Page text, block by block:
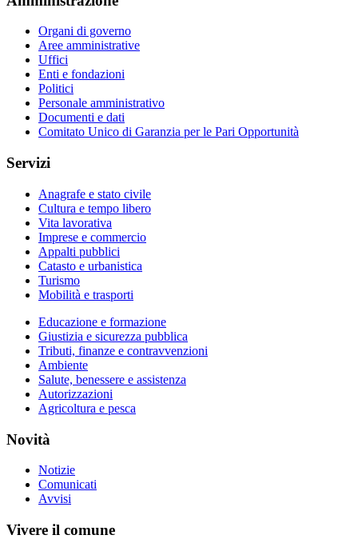
Organi di governo
Aree amministrative
Uffici
Enti e fondazioni
Politici
Personale amministrativo
Documenti e dati
Comitato Unico di Garanzia per le Pari Opportunità
Servizi
Anagrafe e stato civile
Cultura e tempo libero
Vita lavorativa
Imprese e commercio
Appalti pubblici
Catasto e urbanistica
Turismo
Mobilità e trasporti
Educazione e formazione
Giustizia e sicurezza pubblica
Tributi, finanze e contravvenzioni
Ambiente
Salute, benessere e assistenza
Autorizzazioni
Agricoltura e pesca
Novità
Notizie
Comunicati
Avvisi
Vivere il comune